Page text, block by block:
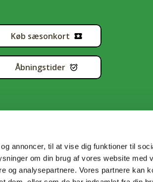
annoncer, til at vise dig funktioner til
om din brug af vores website med
og analysepartnere. Vores partnere kan
Køb sæsonkort
Åbningstider
Cookiedeklaration Sitemap